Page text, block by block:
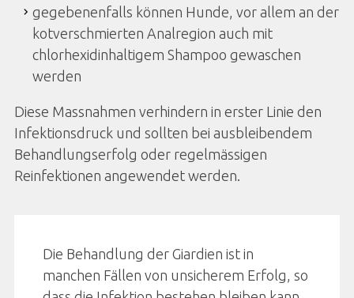
gegebenenfalls können Hunde, vor allem an der
kotverschmierten Analregion auch mit
chlorhexidinhaltigem Shampoo gewaschen
werden
Diese Massnahmen verhindern in erster Linie den
Infektionsdruck und sollten bei ausbleibendem
Behandlungserfolg oder regelmässigen
Reinfektionen angewendet werden.
Die Behandlung der Giardien ist in
manchen Fällen von unsicherem Erfolg, so